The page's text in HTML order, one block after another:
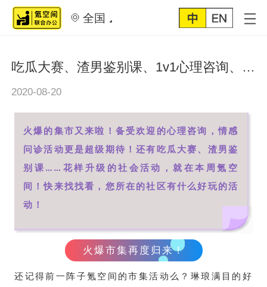
全国
吃瓜大赛、渣男鉴别课、1v1心理咨询、瑜伽沙龙，花样升级的社区活动等你来！
2020-08-20
火爆的集市又来啦！备受欢迎的心理咨询，情感
问诊活动更是超级期待！还有吃瓜大赛、渣男鉴
别课……花样升级的社会活动，就在本周氪空
间！快来找找看，您所在的社区有什么好玩的活
动！
火爆市集再度归来！
还记得前一阵子氪空间的市集活动么？琳琅满目的好